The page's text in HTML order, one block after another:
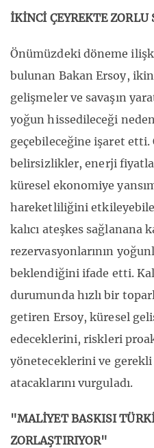
İKİNCİ ÇEYREKTE ZORLU
Önümüzdeki döneme
bulunan Bakan Ersoy,
gelişmeler ve savaşın
yoğun hissedileceği
geçebileceğine işaret etti.
belirsizlikler, enerji
küresel ekonomiye
hareketliliğini
kalıcı ateşkes sağlanana
rezervasyonlarının
beklendiğini ifade etti.
durumunda hızlı bir
getiren Ersoy, küresel
edeceklerini, riskleri
yöneteceklerini ve gerekli
atacaklarını vurguladı.
"MALİYET BASKISI
ZORLAŞTIRIYOR"